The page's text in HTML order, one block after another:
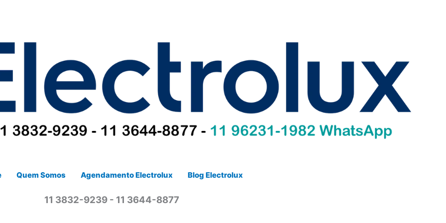
Quem Somos Agendamento Electrolux Blog Electrolux
11 3832-9239 - 11 3644-8877